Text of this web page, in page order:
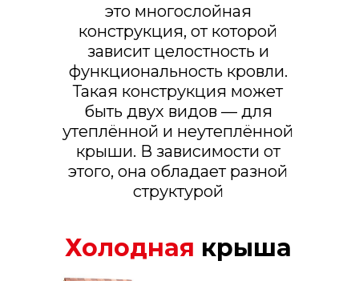
это многослойная
конструкция, от которой
зависит целостность и
функциональность кровли.
Такая конструкция может
быть двух видов — для
утеплённой и неутеплённой
крыши. В зависимости от
этого, она обладает разной
структурой
Холодная крыша